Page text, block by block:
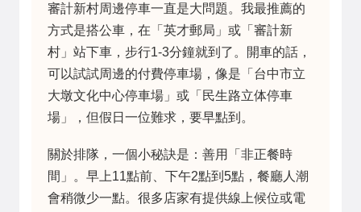
審計新村周邊停車一直是大問題。我最推薦的
方式是搭公車，在「英才郵局」或「審計新
村」站下車，步行1-3分鐘就到了。開車的話，
可以試試周邊的付費停車場，像是「台中市立
大墩文化中心停車場」或「民生路立体停車
場」，但假日一位難求，要早點到。
關於排隊，一個小秘訣是：善用「非正餐時
間」。早上11點前、下午2點到5點，餐廳人潮
會稍微少一點。很多店家有提供線上候位或電